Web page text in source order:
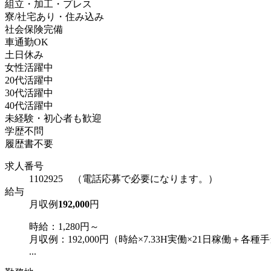
組立・加工・プレス
寮/社宅あり・住み込み
社会保険完備
車通勤OK
土日休み
女性活躍中
20代活躍中
30代活躍中
40代活躍中
未経験・初心者も歓迎
学歴不問
履歴書不要
求人番号
1102925 （電話応募で必要になります。）
給与
月収例 192,000円
時給：1,280円～
月収例：192,000円（時給×7.33H実働×21日稼働＋各種
...